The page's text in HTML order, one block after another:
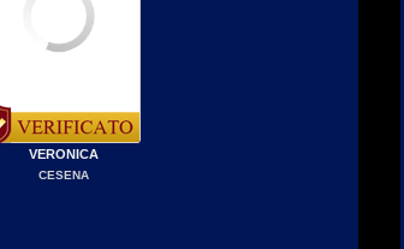
VERONICA
CESENA